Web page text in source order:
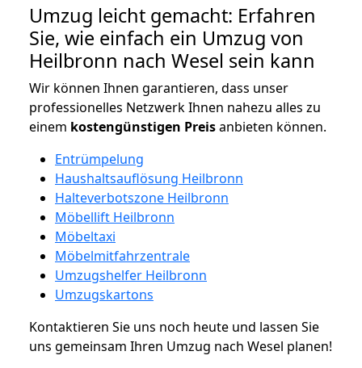
Umzug leicht gemacht: Erfahren
Sie, wie einfach ein Umzug von
Heilbronn nach Wesel sein kann
Wir können Ihnen garantieren, dass unser
professionelles Netzwerk Ihnen nahezu alles zu
einem kostengünstigen Preisanbieten können.
Entrümpelung
Haushaltsauflösung Heilbronn
Halteverbotszone Heilbronn
Möbellift Heilbronn
Möbeltaxi
Möbelmitfahrzentrale
Umzugshelfer Heilbronn
Umzugskartons
Kontaktieren Sie uns noch heute und lassen Sie
uns gemeinsam Ihren Umzug nach Wesel planen!